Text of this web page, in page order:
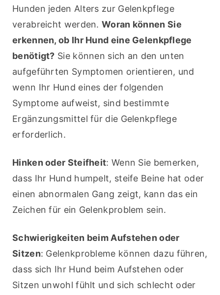
Hunden jeden Alters zur Gelenkpflege
verabreicht werden. Woran können Sie
erkennen, ob Ihr Hund eine Gelenkpflege
benötigt? Sie können sich an den unten
aufgeführten Symptomen orientieren, und
wenn Ihr Hund eines der folgenden
Symptome aufweist, sind bestimmte
Ergänzungsmittel für die Gelenkpflege
erforderlich.
Hinken oder Steifheit: Wenn Sie bemerken,
dass Ihr Hund humpelt, steife Beine hat oder
einen abnormalen Gang zeigt, kann das ein
Zeichen für ein Gelenkproblem sein.
Schwierigkeiten beim Aufstehen oder
Sitzen: Gelenkprobleme können dazu führen,
dass sich Ihr Hund beim Aufstehen oder
Sitzen unwohl fühlt und sich schlecht oder